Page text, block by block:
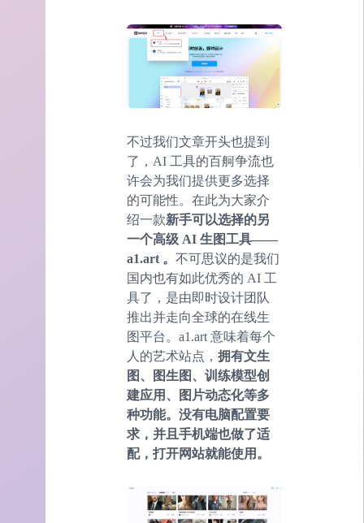
不过我们文章开头也提到
了，AI 工具的百舸争流也
许会为我们提供更多选择
的可能性。在此为大家介
绍一款新手可以选择的另
一个高级 AI 生图工具——
a1.art 。 不可思议的是我们
国内也有如此优秀的 AI 工
具了，是由即时设计团队
推出并走向全球的在线生
图平台。a1.art 意味着每个
人的艺术站点， 拥有文生
图、图生图、训练模型创
建应用、图片动态化等多
种功能。没有电脑配置要
求，并且手机端也做了适
配，打开网站就能使用。